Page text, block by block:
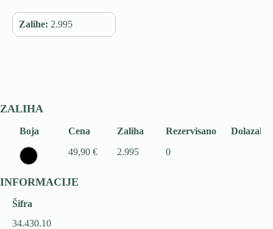
Zalihe: 2.995
ZALIHA
Boja Cena Zaliha Rezervisano
Dolazak
49,90 €
2.995 0
INFORMACIJE
Šifra
34.430.10